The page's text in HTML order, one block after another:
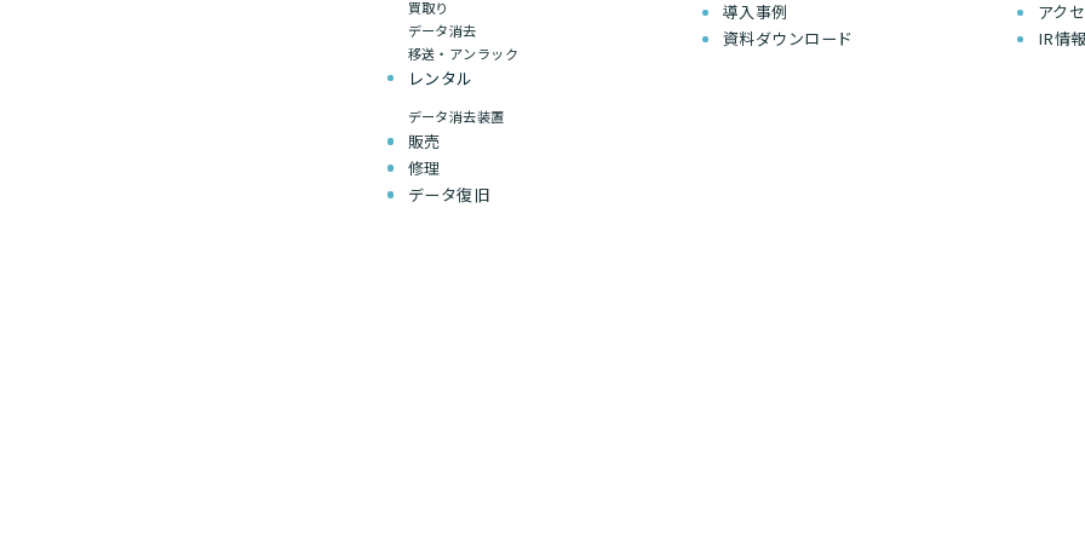
買取り
データ消去
移送・アンラック
レンタル
データ消去装置
販売
修理
データ復旧
導入事例
資料ダウンロード
アク
IR情報